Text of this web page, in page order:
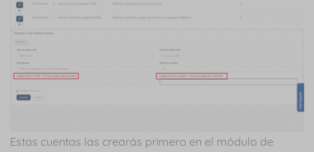
Estas cuentas las crearás primero en el módulo de